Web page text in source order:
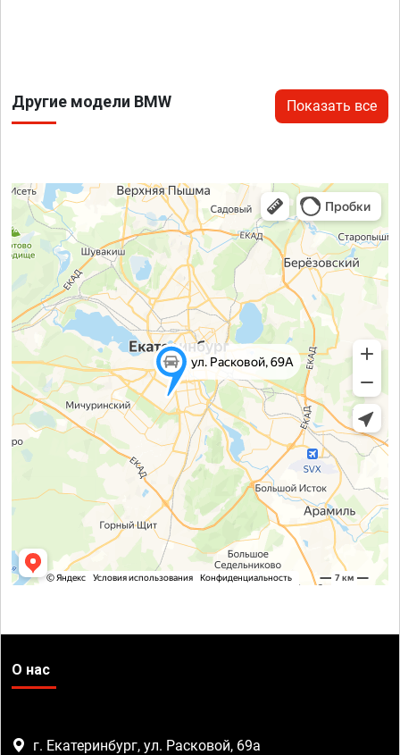
Другие модели BMW Показать все
О нас
г. Екатеринбург, ул. Расковой, 69а